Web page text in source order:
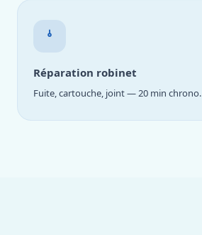
Réparation robinet
Fuite, cartouche, joint — 20 min chrono.